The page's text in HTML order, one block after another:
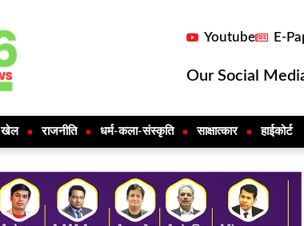
Youtube E-
Our Social
खेल राजनीति धर्म-कला-संस्कृति साक्षात्कार हाईकोर्ट